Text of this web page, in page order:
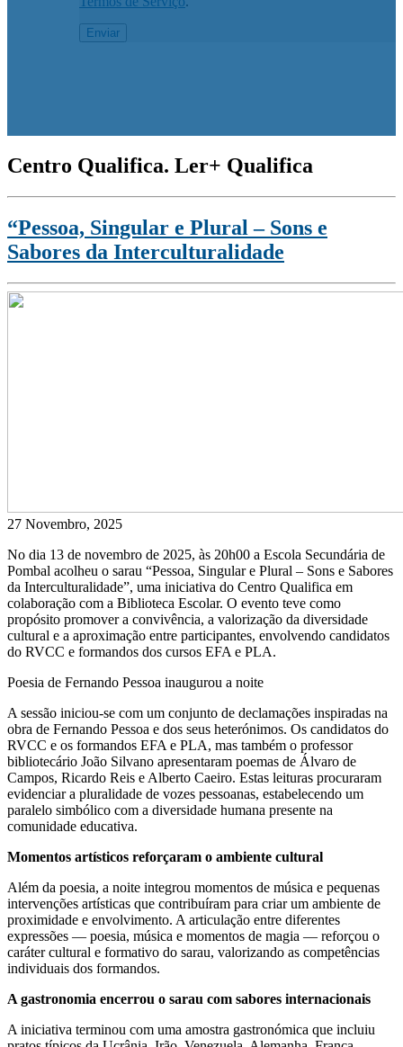
Centro Qualifica. Ler+ Qualifica
“Pessoa, Singular e Plural – Sons e
Sabores da Interculturalidade
27 Novembro, 2025
No dia 13 de novembro de 2025, às 20h00 a Escola Secundária de
Pombal acolheu o sarau “Pessoa, Singular e Plural – Sons e Sabores
da Interculturalidade”, uma iniciativa do Centro Qualifica em
colaboração com a Biblioteca Escolar. O evento teve como
propósito promover a convivência, a valorização da diversidade
cultural e a aproximação entre participantes, envolvendo candidatos
do RVCC e formandos dos cursos EFA e PLA.
Poesia de Fernando Pessoa inaugurou a noite​
A sessão iniciou-se com um conjunto de declamações inspiradas na
obra de Fernando Pessoa e dos seus heterónimos. Os candidatos do
RVCC e os formandos EFA e PLA, mas também o professor
bibliotecário João Silvano apresentaram poemas de Álvaro de
Campos, Ricardo Reis e Alberto Caeiro. Estas leituras procuraram
evidenciar a pluralidade de vozes pessoanas, estabelecendo um
paralelo simbólico com a diversidade humana presente na
comunidade educativa. ​
Momentos artísticos reforçaram o ambiente cultural​
Além da poesia, a noite integrou momentos de música e pequenas
intervenções artísticas que contribuíram para criar um ambiente de
proximidade e envolvimento. A articulação entre diferentes
expressões — poesia, música e momentos de magia — reforçou o
caráter cultural e formativo do sarau, valorizando as competências
individuais dos formandos. ​
A gastronomia encerrou o sarau com sabores internacionais
A iniciativa terminou com uma amostra gastronómica que incluiu